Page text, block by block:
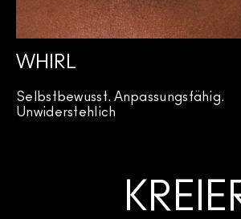
WHIRL
Selbstbewusst. Anpassungsfähig.
Unwiderstehlich